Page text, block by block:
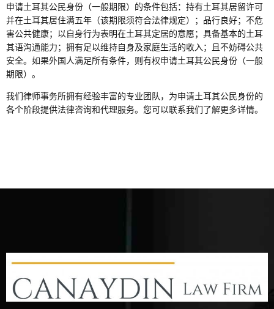
申请土耳其公民身份（一般期限）的条件包括：持有土耳其居留许可
并在土耳其居住满五年（该期限须符合法律规定）；品行良好；不危
害公共健康；以自身行为表明在土耳其定居的意愿；具备基本的土耳
其语沟通能力；拥有足以维持自身及家庭生活的收入；且不妨碍公共
安全。如果外国人满足所有条件，则有权申请土耳其公民身份（一般
期限）。
我们律师事务所拥有经验丰富的专业团队，为申请土耳其公民身份的
各个阶段提供法律咨询和代理服务。您可以联系我们了解更多详情。